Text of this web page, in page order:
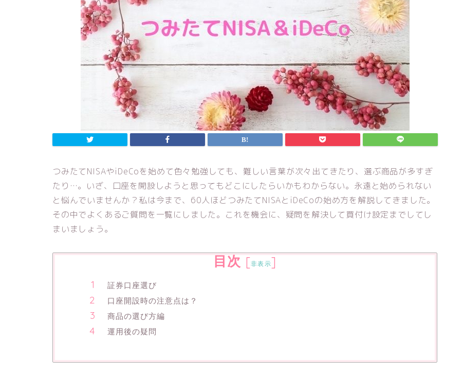
つみたてNISAやiDeCoを始めて色々勉強しても、難しい言葉が次々出てきたり、選ぶ商品が多すぎ
たり…。いざ、口座を開設しようと思ってもどこにしたらいかもわからない。永遠と始められない
と悩んでいませんか？私は今まで、60人ほどつみたてNISAとiDeCoの始め方を解説してきました。
その中でよくあるご質問を一覧にしました。これを機会に、疑問を解決して買付け設定までしてし
まいましょう。
目次 [非表示]
証券口座選び
口座開設時の注意点は？
商品の選び方編
運用後の疑問